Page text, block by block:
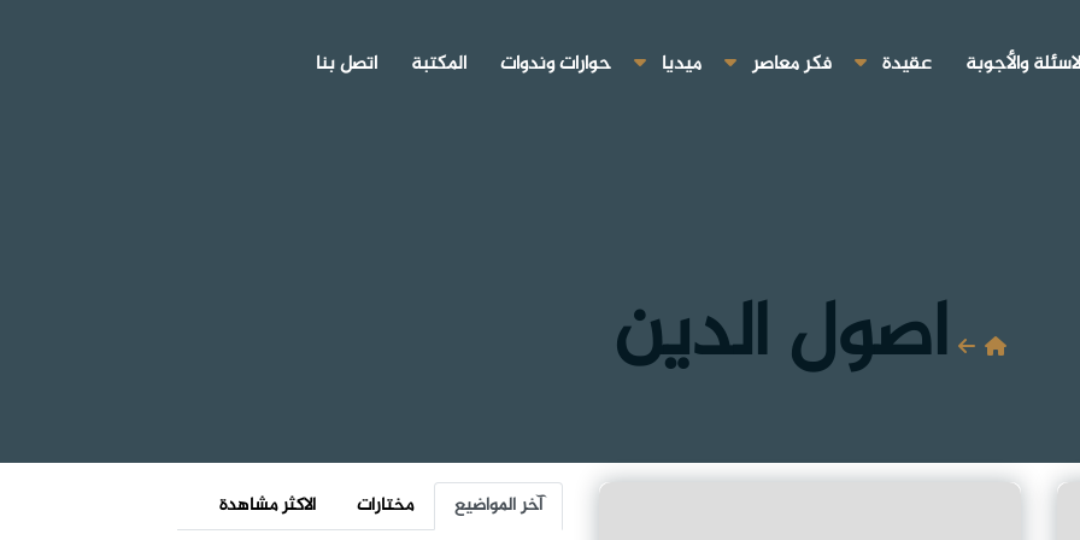
والأجوبة عقيدة فكر معاصر ميديا حوارات وندوات المكتبة اتصل بنا
اصول الدين
آخر المواضيع مختارات
الاكثر مشاهدة